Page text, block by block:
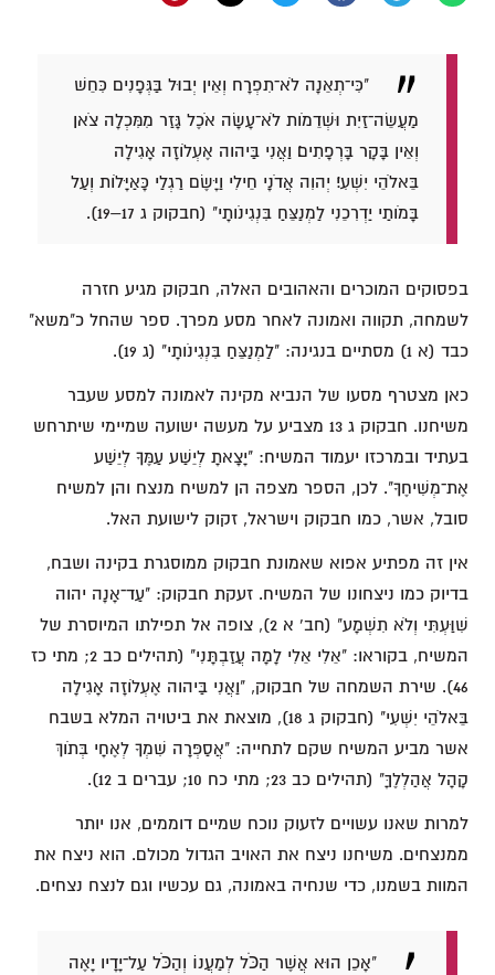
"כִּי־תְאֵנָה לֹא־תִפְרָח וְאֵין יְבוּל בַּגְּפָנִים כִּחֵשׁ
מַעֲשֵׂה־זַיִת וּשְׁדֵמֹות לֹא־עָשָׂה אֹכֶל גָּזַר מִמִּכְלָה צֹאן
וְאֵין בָּקָר בָּרְפָתִים׃ וַאֲנִי בַּיהוה אֶעְלֹוזָה אָגִילָה
בֵּאלֹהֵי יִשְׁעִי׃ יְהוִה אֲדֹנָי חֵילִי וַיָּשֶׂם רַגְלַי כָּאַיָּלֹות וְעַל
בָּמֹותַי יַדְרִכֵנִי לַמְנַצֵּחַ בִּנְגִינֹותָי" (חבקוק ג 17–19).
בפסוקים המוכרים והאהובים האלה, חבקוק מגיע חזרה
לשמחה, תקווה ואמונה לאחר מסע מפרך. ספר שהחל כ"משא"
כבד (א 1) מסתיים בנגינה: "לַמְנַצֵּחַ בִּנְגִינֹותָי" (ג 19).
כאן מצטרף מסעו של הנביא מקינה לאמונה למסע שעבר
משיחנו. חבקוק ג 13 מצביע על מעשה ישועה שמיימי שיתרחש
בעתיד ובמרכזו יעמוד המשיח: "יָצָאתָ לְיֵשַׁע עַמֶּךָ לְיֵשַׁע
אֶת־מְשִׁיחֶךָ". לכן, הספר מצפה הן למשיח מנצח והן למשיח
סובל, אשר, כמו חבקוק וישראל, זקוק לישועת האל.
אין זה מפתיע אפוא שאמונת חבקוק ממוסגרת בקינה ושבח,
בדיוק כמו ניצחונו של המשיח. זעקת חבקוק: "עַד־אָנָה יהוה
שִׁוַּעְתִּי וְלֹא תִשְׁמָע" (חב' א 2), צופה אל תפילתו המיוסרת של
המשיח, בקוראו: "אֵלִי אֵלִי לָמָה עֲזַבְתָּנִי" (תהילים כב 2; מתי כז
46). שירת השמחה של חבקוק, "וַאֲנִי בַּיהוה אֶעְלֹוזָה אָגִילָה
בֵּאלֹהֵי יִשְׁעִי" (חבקוק ג 18), מוצאת את ביטויה המלא בשבח
אשר מביע המשיח שקם לתחייה: "אֲסַפְּרָה שִׁמְךָ לְאֶחָי בְּתֹוךְ
קָהָל אֲהַלְלֶךָּ" (תהילים כב 23; מתי כח 10; עברים ב 12).
למרות שאנו עשויים לזעוק נוכח שמיים דוממים, אנו יותר
ממנצחים. משיחנו ניצח את האויב הגדול מכולם. הוא ניצח את
המוות בשמנו, כדי שנחיה באמונה, גם עכשיו וגם לנצח נצחים.
"אָכֵן הוּא אֲשֶׁר הַכֺּל לְמַעֲנוֹ וְהַכֺּל עַל־יָדָיו יָאֶה